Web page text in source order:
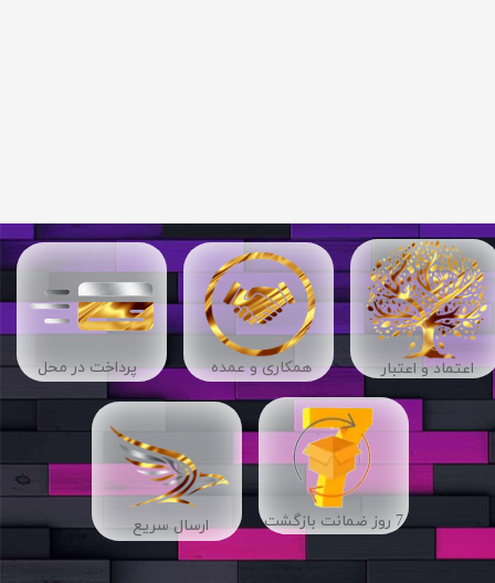
ارسال سریع
اعتماد و اعتبار
7 روز ضمانت بازگشت
پرداخت در محل ​​همکاری و عمده